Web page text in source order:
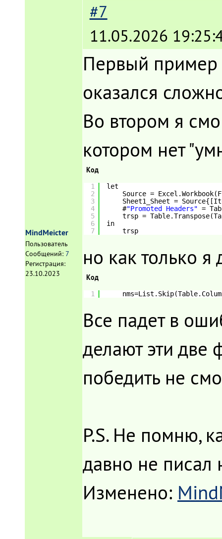
MindMeicter
Пользователь
Сообщений: 7
Регистрация:
23.10.2023
#7
11.05.2026
Первый
оказался
Во втором я
котором нет
Код
1
2
3
4
5
6
7
let
Source =
Sheet1_Sheet =
#"Promoted Headers" =
trsp =
in
trsp
но как только
Код
1
Все падет в
делают эти две
победить не
P.S. Не помню,
давно не писал
Изменено: